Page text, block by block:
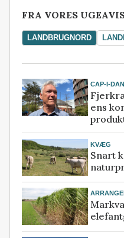
FRA VORES
LANDBRUGNORD
CAP-I-
ens
KVÆG
Snart